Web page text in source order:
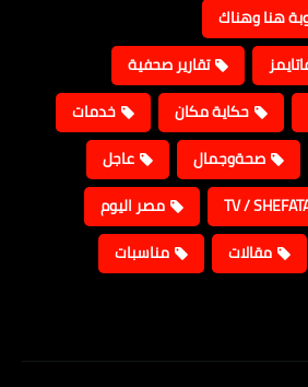
هنا وهناك
تقارير صحفية
حكاية مكان
خدمات
صحةوجمال
عاجل
مصر اليوم
مقالات
مناسبات